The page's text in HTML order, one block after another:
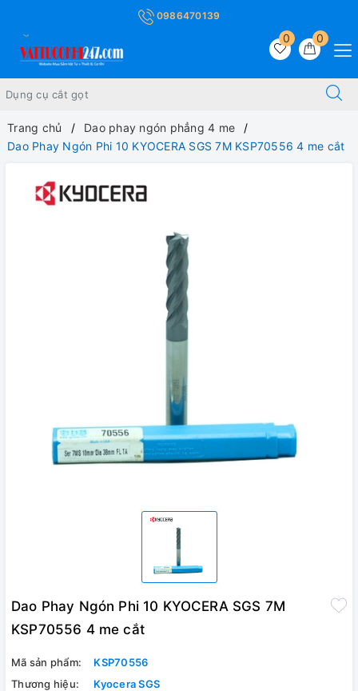
0986470139
0
0
Trang chủ
Dao phay ngón phẳng 4 me
Dao Phay Ngón Phi 10 KYOCERA SGS 7M KSP70556 4 me cắt
Dao Phay Ngón Phi 10 KYOCERA SGS 7M
KSP70556 4 me cắt
Mã sản phẩm:
KSP70556
Thương hiệu:
Kyocera SGS